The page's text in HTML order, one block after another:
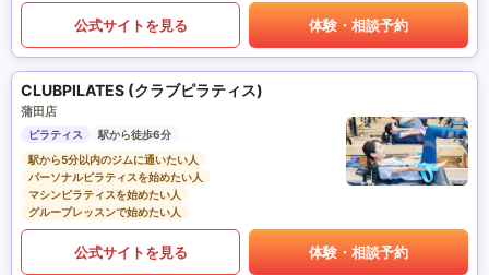
公式サイトを見る 体験・相談予約
CLUBPILATES (クラブピラティス)
蒲田店
ピラティス
駅から徒歩6分
駅から5分以内のジムに通いたい人
パーソナルピラティスを始めたい人
マシンピラティスを始めたい人
グループレッスンで始めたい人
公式サイトを見る 体験・相談予約